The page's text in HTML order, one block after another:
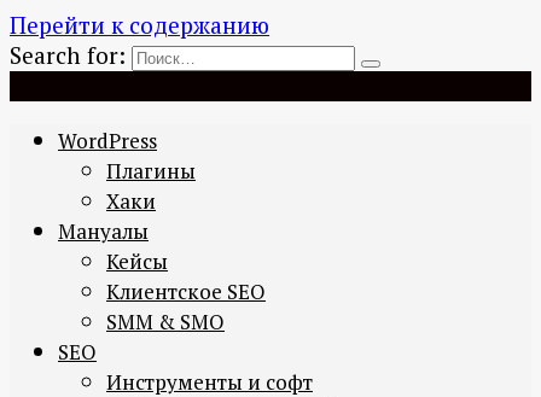
Перейти к содержанию
Search for:
WordPress
Плагины
Хаки
Мануалы
Кейсы
Клиентское SEO
SMM & SMO
SEO
Инструменты и софт